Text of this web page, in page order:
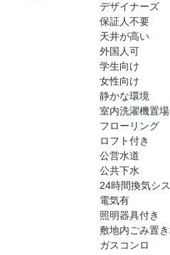
デザイナーズ
保証人不要
天井が高い
外国人可
学生向け
女性向け
静かな環境
室内洗濯機置場
フローリング
ロフト付き
公営水道
公共下水
24時間換気シ
電気有
照明器具付き
敷地内ごみ置
ガスコンロ